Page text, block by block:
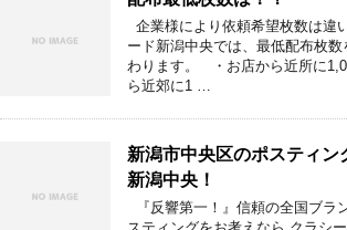
企業様により依頼希望枚数は違
ード新潟中央では、最低配布枚
わります。 ・お店から近所に
ら近郊に1 …
新潟市中央区のポスティン
新潟中央！
『反響第一！』信頼の全国ブラ